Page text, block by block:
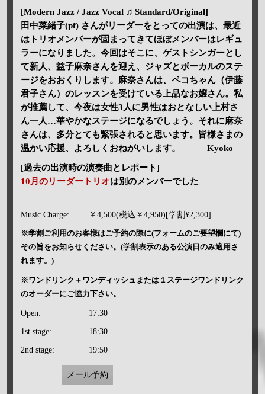
[Modern Jazz / Jazz Vocal ♫ Standard/Original]
田中菜緒子(pf) さんがリーダーをとっての出演は、最近
はトリオメンバーが固まってきてほぼメンバーはレギュ
ラーになりました。今回はそこに、ゲストシンガーとし
て新人、益子麻奈さんを迎え、ジャズとボーカルのステ
ージをおおくりします。麻奈さんは、ペコちゃん（伊藤
君子さん）のレッスンを受けている上品なお嬢さん。私
が推薦して、今夜は女性3人に男性はおとなしい上村さ
ん一人…華やかなステージになるでしょう。それに麻奈
さんは、多分とても緊張されると思います。皆様さまの
温かい応援、よろしくおねがいします。 Kyoko
[過去の出演時の演奏曲とレポート]
10月のリーダートリオは別のメンバーでした
Music Charge: ￥4,500(税込￥4,950)[学割¥2,300]
※学割ご利用のお客様はご予約の際に(フォームのご要望欄にて)
その旨をお知らせください。(学割表示のある公演日のみ適用さ
れます。)
※ワンドリンク＋ワンディッシュまたは１ステージワンドリンク
のオーダーにご協力下さい。
Open: 17:30
1st stage: 18:30
2nd stage: 19:50
メール予約